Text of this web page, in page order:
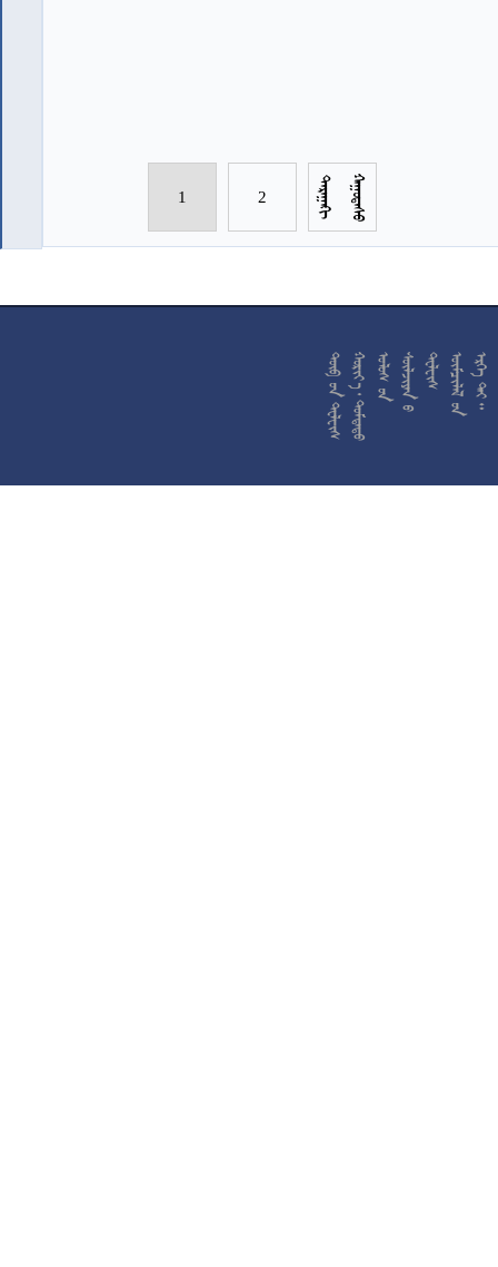
1 2 













 










































































































